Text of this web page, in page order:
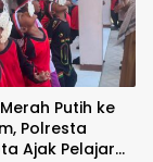
Putih ke
Polresta
Ajak Pelajar